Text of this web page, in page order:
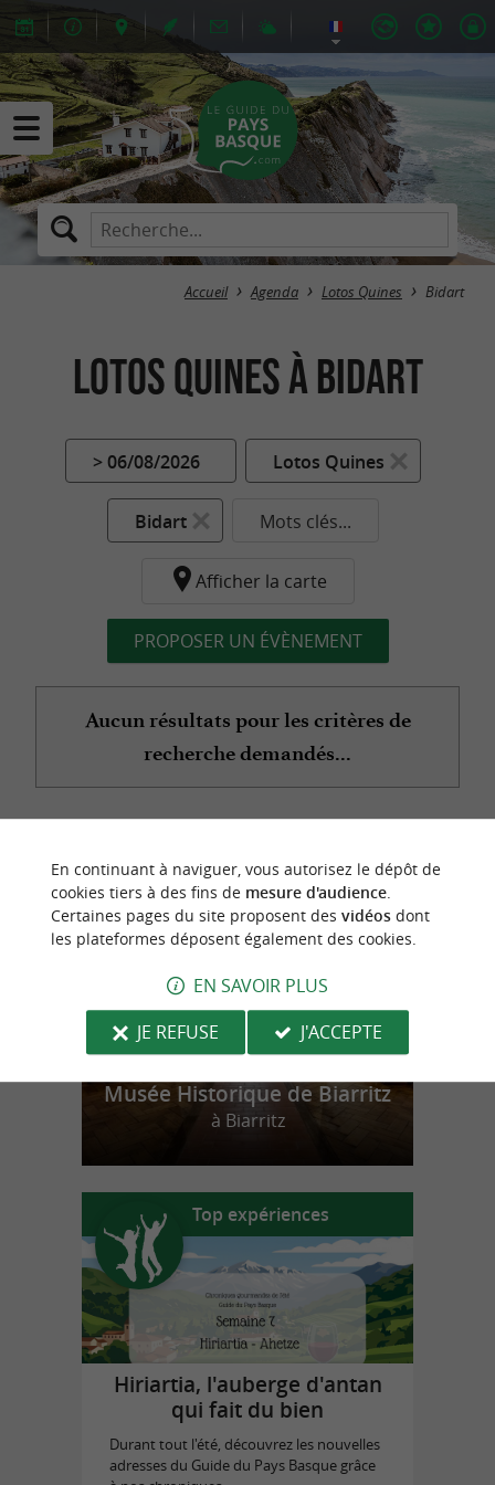
Accueil Agenda Lotos Quines Bidart
Lotos Quines à Bidart
> 06/08/2026 Lotos Quines
Bidart Mots clés...
Afficher la carte
PROPOSER UN ÉVÈNEMENT
Aucun résultats pour les critères de
recherche demandés...
n
o
t
r
e
c
o
u
p
d
e
c
o
e
u
r
Musée Historique de Biarritz
à Biarritz
Top expériences
Hiriartia, l'auberge d'antan
qui fait du bien
Durant tout l'été, découvrez les nouvelles
adresses du Guide du Pays Basque grâce
En continuant à naviguer, vous autorisez le dépôt de
cookies tiers à des fins de mesure d'audience.
Certaines pages du site proposent des vidéosdont
les plateformes déposent également des cookies.
EN SAVOIR PLUS
JE REFUSE
J'ACCEPTE